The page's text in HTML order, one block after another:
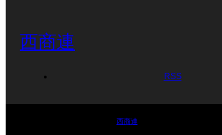
西商連
RSS
西商連